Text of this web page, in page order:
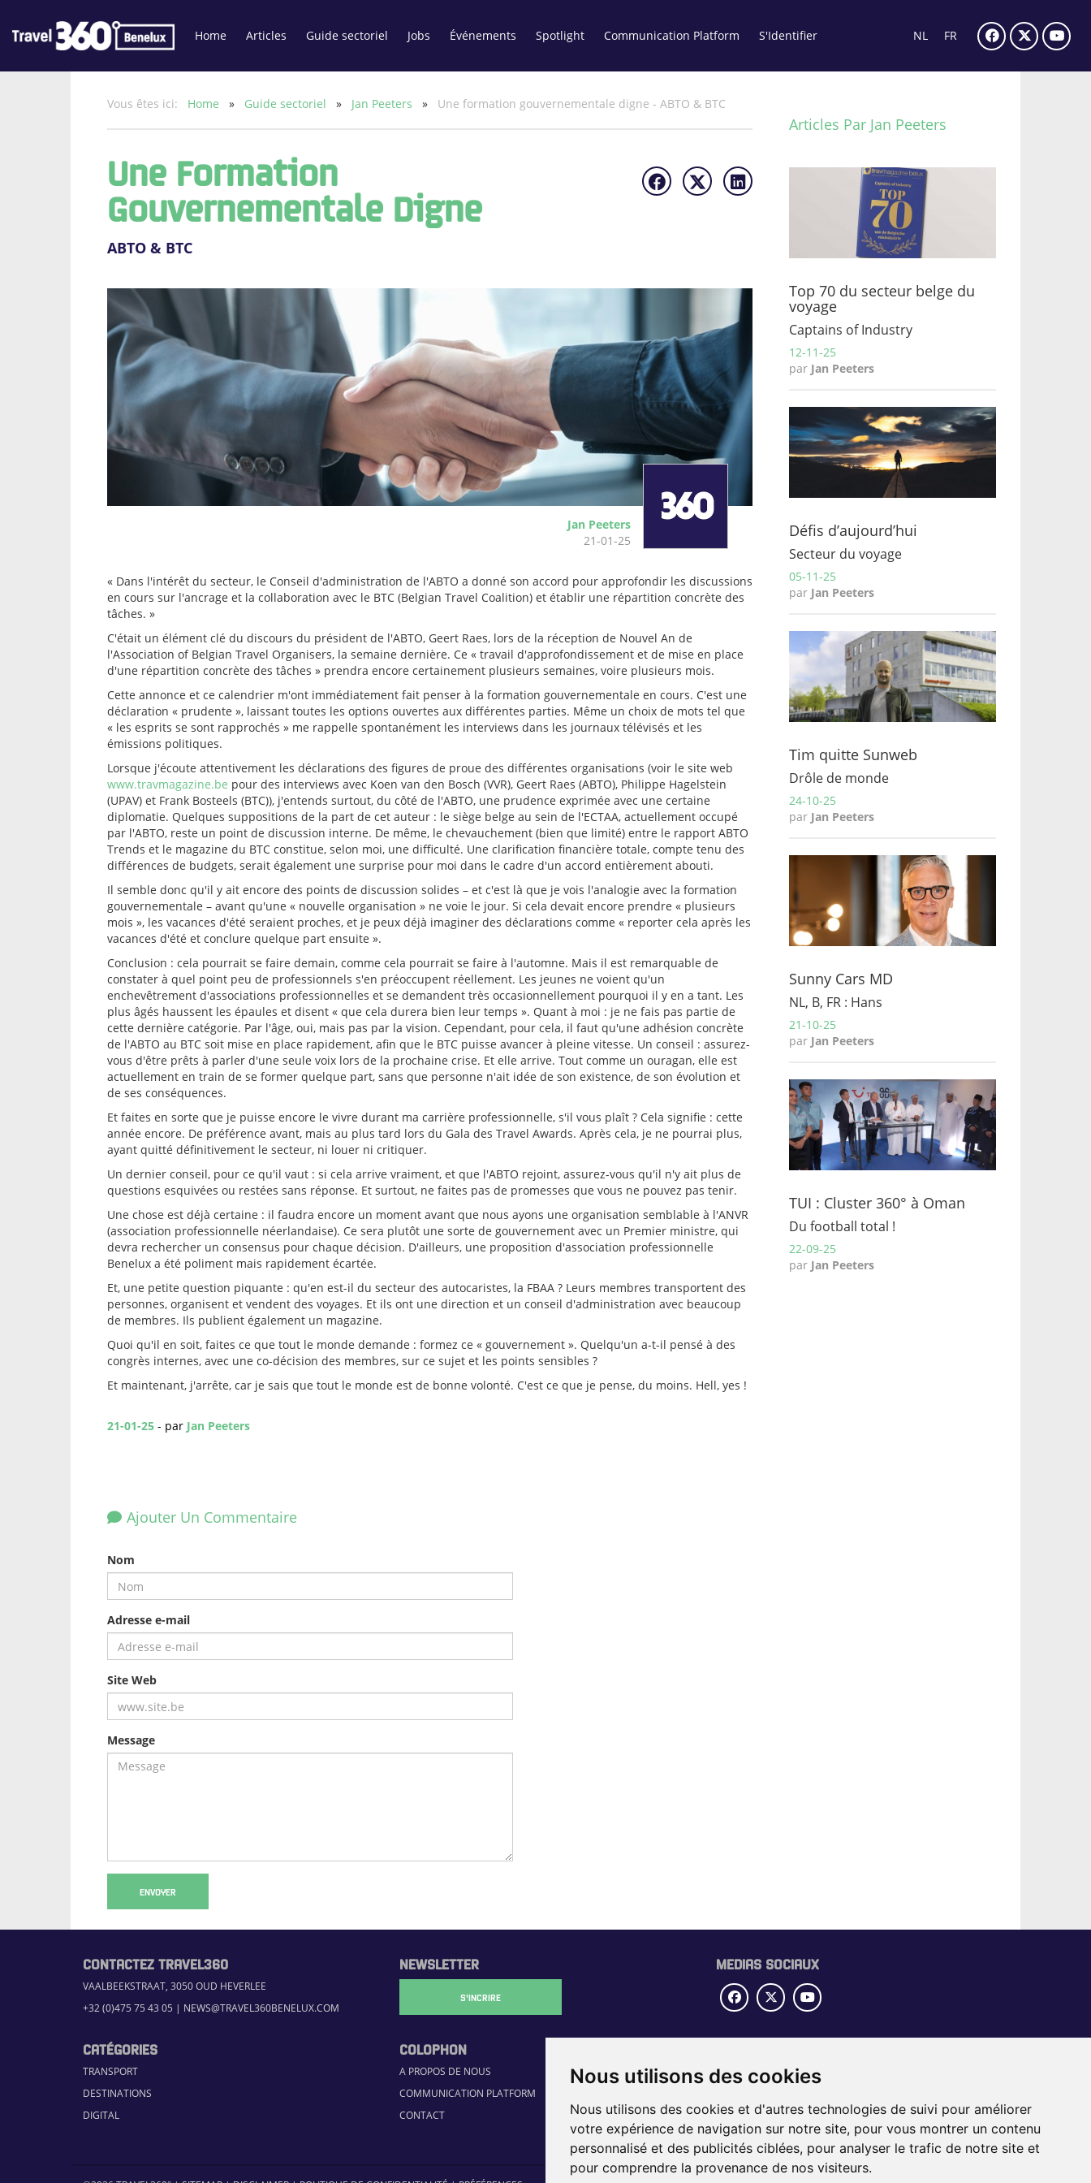
Nous utilisons des cookies
Nous utilisons des cookies et d'autres technologies de suivi pour améliorer
votre expérience de navigation sur notre site, pour vous montrer un contenu
personnalisé et des publicités ciblées, pour analyser le trafic de notre site et
pour comprendre la provenance de nos visiteurs.
Home Articles Guide sectoriel Jobs Événements Spotlight Communication Platform S'Identifier NL FR
Vous êtes ici: Home » Guide sectoriel » Jan Peeters » Une formation gouvernementale digne - ABTO & BTC
Une Formation
Gouvernementale Digne
ABTO & BTC
Jan Peeters
21-01-25
« Dans l'intérêt du secteur, le Conseil d'administration de l'ABTO a donné son accord pour approfondir les discussions
en cours sur l'ancrage et la collaboration avec le BTC (Belgian Travel Coalition) et établir une répartition concrète des
tâches. »
C'était un élément clé du discours du président de l'ABTO, Geert Raes, lors de la réception de Nouvel An de
l'Association of Belgian Travel Organisers, la semaine dernière. Ce « travail d'approfondissement et de mise en place
d'une répartition concrète des tâches » prendra encore certainement plusieurs semaines, voire plusieurs mois.
Cette annonce et ce calendrier m'ont immédiatement fait penser à la formation gouvernementale en cours. C'est une
déclaration « prudente », laissant toutes les options ouvertes aux différentes parties. Même un choix de mots tel que
« les esprits se sont rapprochés » me rappelle spontanément les interviews dans les journaux télévisés et les
émissions politiques.
Lorsque j'écoute attentivement les déclarations des figures de proue des différentes organisations (voir le site web
www.travmagazine.be pour des interviews avec Koen van den Bosch (VVR), Geert Raes (ABTO), Philippe Hagelstein
(UPAV) et Frank Bosteels (BTC)), j'entends surtout, du côté de l'ABTO, une prudence exprimée avec une certaine
diplomatie. Quelques suppositions de la part de cet auteur : le siège belge au sein de l'ECTAA, actuellement occupé
par l'ABTO, reste un point de discussion interne. De même, le chevauchement (bien que limité) entre le rapport ABTO
Trends et le magazine du BTC constitue, selon moi, une difficulté. Une clarification financière totale, compte tenu des
différences de budgets, serait également une surprise pour moi dans le cadre d'un accord entièrement abouti.
Il semble donc qu'il y ait encore des points de discussion solides – et c'est là que je vois l'analogie avec la formation
gouvernementale – avant qu'une « nouvelle organisation » ne voie le jour. Si cela devait encore prendre « plusieurs
mois », les vacances d'été seraient proches, et je peux déjà imaginer des déclarations comme « reporter cela après les
vacances d'été et conclure quelque part ensuite ».
Conclusion : cela pourrait se faire demain, comme cela pourrait se faire à l'automne. Mais il est remarquable de
constater à quel point peu de professionnels s'en préoccupent réellement. Les jeunes ne voient qu'un
enchevêtrement d'associations professionnelles et se demandent très occasionnellement pourquoi il y en a tant. Les
plus âgés haussent les épaules et disent « que cela durera bien leur temps ». Quant à moi : je ne fais pas partie de
cette dernière catégorie. Par l'âge, oui, mais pas par la vision. Cependant, pour cela, il faut qu'une adhésion concrète
de l'ABTO au BTC soit mise en place rapidement, afin que le BTC puisse avancer à pleine vitesse. Un conseil : assurez-
vous d'être prêts à parler d'une seule voix lors de la prochaine crise. Et elle arrive. Tout comme un ouragan, elle est
actuellement en train de se former quelque part, sans que personne n'ait idée de son existence, de son évolution et
de ses conséquences.
Et faites en sorte que je puisse encore le vivre durant ma carrière professionnelle, s'il vous plaît ? Cela signifie : cette
année encore. De préférence avant, mais au plus tard lors du Gala des Travel Awards. Après cela, je ne pourrai plus,
ayant quitté définitivement le secteur, ni louer ni critiquer.
Un dernier conseil, pour ce qu'il vaut : si cela arrive vraiment, et que l'ABTO rejoint, assurez-vous qu'il n'y ait plus de
questions esquivées ou restées sans réponse. Et surtout, ne faites pas de promesses que vous ne pouvez pas tenir.
Une chose est déjà certaine : il faudra encore un moment avant que nous ayons une organisation semblable à l'ANVR
(association professionnelle néerlandaise). Ce sera plutôt une sorte de gouvernement avec un Premier ministre, qui
devra rechercher un consensus pour chaque décision. D'ailleurs, une proposition d'association professionnelle
Benelux a été poliment mais rapidement écartée.
Et, une petite question piquante : qu'en est-il du secteur des autocaristes, la FBAA ? Leurs membres transportent des
personnes, organisent et vendent des voyages. Et ils ont une direction et un conseil d'administration avec beaucoup
de membres. Ils publient également un magazine.
Quoi qu'il en soit, faites ce que tout le monde demande : formez ce « gouvernement ». Quelqu'un a-t-il pensé à des
congrès internes, avec une co-décision des membres, sur ce sujet et les points sensibles ?
Et maintenant, j'arrête, car je sais que tout le monde est de bonne volonté. C'est ce que je pense, du moins. Hell, yes !
21-01-25 - par Jan Peeters
Ajouter Un Commentaire
Nom
Adresse e-mail
Site Web
Message
ENVOYER
Articles Par Jan Peeters
Top 70 du secteur belge du
voyage
Captains of Industry
12-11-25
par Jan Peeters
Défis d’aujourd’hui
Secteur du voyage
05-11-25
par Jan Peeters
Tim quitte Sunweb
Drôle de monde
24-10-25
par Jan Peeters
Sunny Cars MD
NL, B, FR : Hans
21-10-25
par Jan Peeters
TUI : Cluster 360° à Oman
Du football total !
22-09-25
par Jan Peeters
CONTACTEZ TRAVEL360
VAALBEEKSTRAAT, 3050 OUD HEVERLEE
+32 (0)475 75 43 05 | NEWS@TRAVEL360BENELUX.COM
NEWSLETTER
S'INCRIRE
MEDIAS SOCIAUX
CATÉGORIES
TRANSPORT
DESTINATIONS
DIGITAL
COLOPHON
A PROPOS DE NOUS
COMMUNICATION PLATFORM
CONTACT
HOME
JOBS
ÉVÉNEMENTS